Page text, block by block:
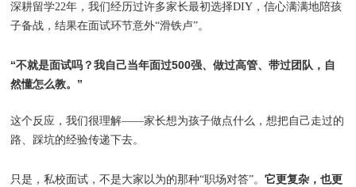
深耕留学22年，我们经历过许多家长最初选择DIY，信心满满地陪孩
子备战，结果在面试环节意外“滑铁卢”。
“不就是面试吗？我自己当年面过500强、做过高管、带过团队，自
然懂怎么教。”
这个反应，我们很理解——家长想为孩子做点什么，想把自己走过的
路、踩坑的经验传递下去。
只是，私校面试，不是大家以为的那种“职场对答”。它更复杂，也更